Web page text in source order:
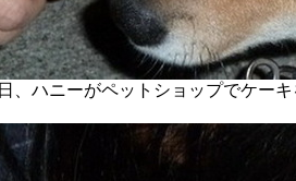
、ハニーがペットショップでケー